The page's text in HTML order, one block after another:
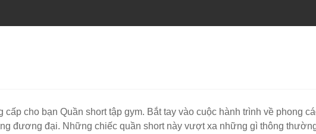
cho bạn Quần short tập gym. Bắt tay vào cuộc hành trình về phong
đương đại. Những chiếc quần short này vượt xa những gì thông